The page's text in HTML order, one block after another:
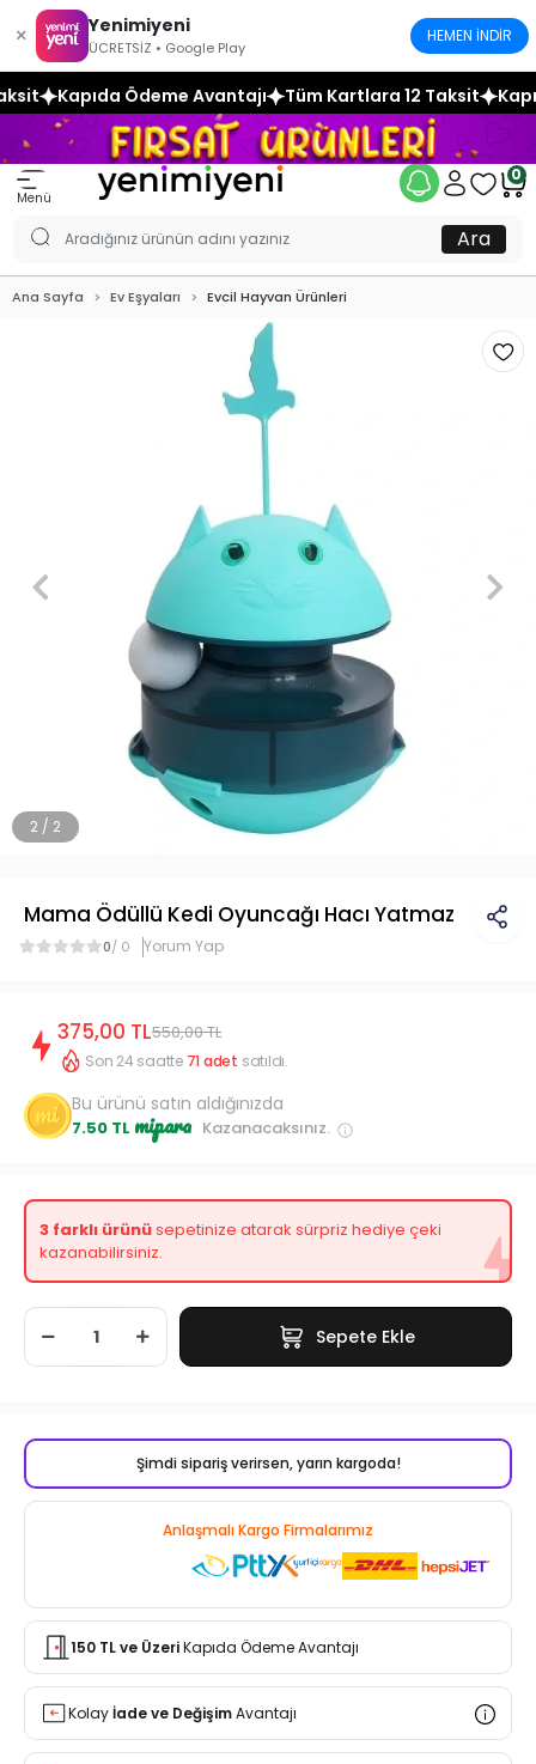
× Yenimiyeni
ÜCRETSİZ • Google Play
HEMEN İNDİR
Avantajı Tüm Kartlara 12 Taksit Kapıda Ödeme
Menü
0
Ara
Ana Sayfa Ev Eşyaları Evcil Hayvan Ürünleri
2 / 2
Mama Ödüllü Kedi Oyuncağı Hacı Yatmaz
0/ 0 Yorum Yap
375,00 TL550,00 TL
Son 24 saatte 71 adet satıldı.
Bu ürünü satın aldığınızda
7.50 TL mipara Kazanacaksınız.
3 farklı ürünüsepetinize atarak sürpriz hediye çeki
kazanabilirsiniz.
Sepete Ekle
Şimdi sipariş verirsen, yarın kargoda!
Anlaşmalı Kargo Firmalarımız
150 TL ve ÜzeriKapıda Ödeme Avantajı
Kolayİade ve DeğişimAvantajı